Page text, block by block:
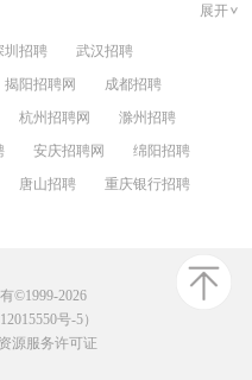
展开
圳招聘
武汉招聘
揭阳招聘网
成都招聘
杭州招聘网
滁州招聘
安庆招聘网
绵阳招聘
唐山招聘
重庆银行招聘
©1999-2026
号-5）
源服务许可证